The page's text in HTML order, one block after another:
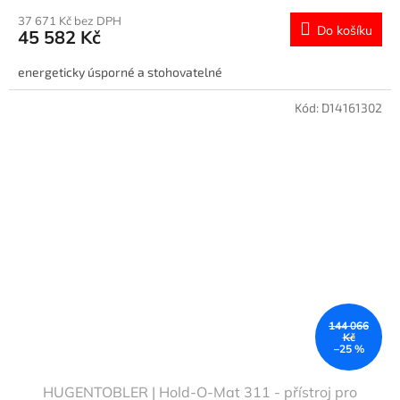
37 671 Kč bez DPH
45 582 Kč Do košíku
energeticky úsporné a stohovatelné
144 066
Kč
–25 %
HUGENTOBLER | Hold-O-Mat 311 - přístroj pro
Kód: D14161302